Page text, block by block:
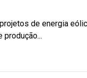
de energia